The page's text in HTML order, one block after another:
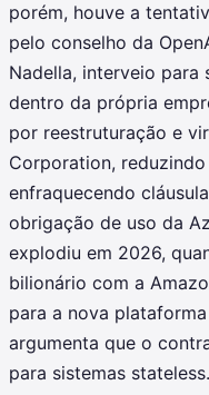
porém, houve a
pelo conselho da
Nadella, interveio
dentro da própria
por reestruturação e
Corporation,
enfraquecendo
obrigação de uso da
explodiu em 2026,
bilionário com a
para a nova
argumenta que o
para sistemas